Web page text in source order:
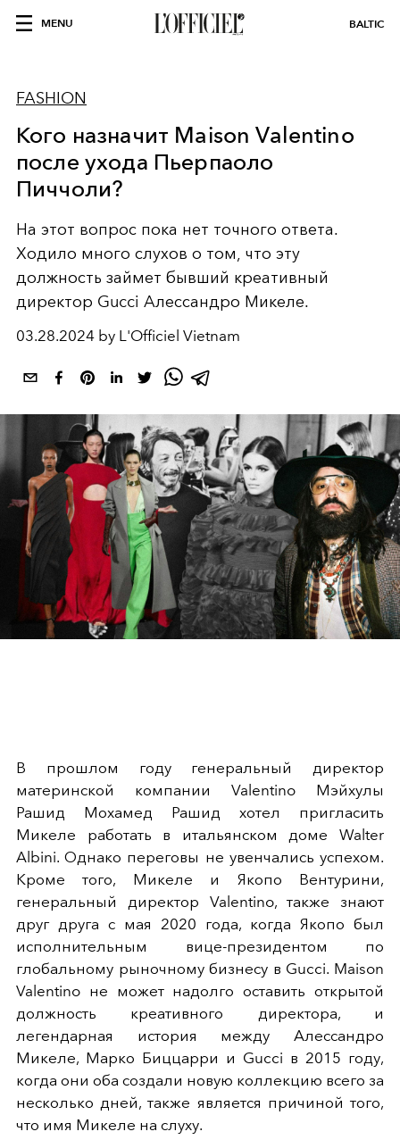
MENU BALTIC
FASHION
Кого назначит Maison Valentino
после ухода Пьерпаоло
Пиччоли?
На этот вопрос пока нет точного ответа.
Ходило много слухов о том, что эту
должность займет бывший креативный
директор Gucci Алессандро Микеле.
03.28.2024 by L'Officiel Vietnam
В прошлом году генеральный директор
материнской компании Valentino Мэйхулы
Рашид Мохамед Рашид хотел пригласить
Микеле работать в итальянском доме Walter
Albini. Однако переговы не увенчались успехом.
Кроме того, Микеле и Якопо Вентурини,
генеральный директор Valentino, также знают
друг друга с мая 2020 года, когда Якопо был
исполнительным вице-президентом по
глобальному рыночному бизнесу в Gucci. Maison
Valentino не может надолго оставить открытой
должность креативного директора, и
легендарная история между Алессандро
Микеле, Марко Биццарри и Gucci в 2015 году,
когда они оба создали новую коллекцию всего за
несколько дней, также является причиной того,
что имя Микеле на слуху.